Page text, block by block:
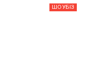
ШОУБIЗ